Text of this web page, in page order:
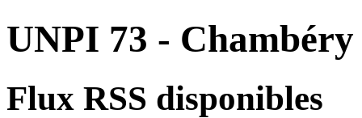
UNPI 73 - Chambéry
Flux RSS disponibles